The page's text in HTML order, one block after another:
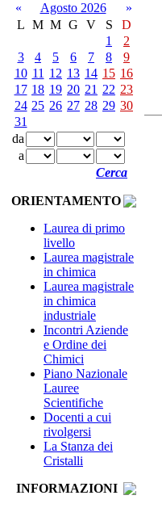
«
Agosto 2026
»
L M M G V S
D
1
2
3
4 5 6 7 8
9
10 11 12 13 14 15 16
17 18 19 20 21 22 23
24 25 26 27 28 29 30
31
da
a
Cerca
ORIENTAMENTO
Laurea di primo
livello
Laurea magistrale
in chimica
Laurea magistrale
in chimica
industriale
Incontri Aziende
e Ordine dei
Chimici
Piano Nazionale
Lauree
Scientifiche
Docenti a cui
rivolgersi
La Stanza dei
Cristalli
INFORMAZIONI